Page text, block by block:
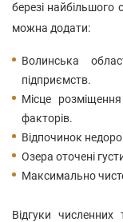
березі найбільшого
можна додати:
Волинська
підприємств.
Місце
факторів.
Відпочинок
Озера оточені
Максимально
Відгуки численних